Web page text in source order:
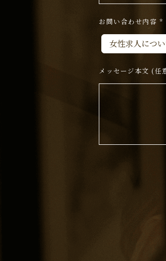
お問い合わせ内容 *
メッセージ本文 (任